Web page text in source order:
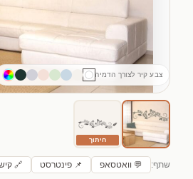
צבע קיר לצורך הדמיה
חיתוך
שתף: 💬 וואטסאפ 📌 פינטרסט 🔗